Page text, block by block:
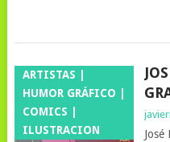
ARTISTAS |
HUMOR GRÁFICO |
COMICS |
ILUSTRACION